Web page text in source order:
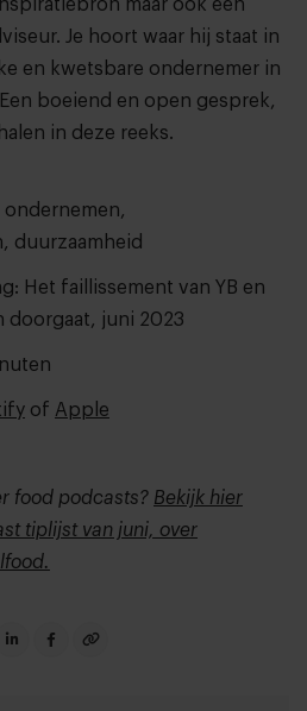
maar ook een
Je hoort waar hij staat in
en kwetsbare ondernemer in
boeiend en open gesprek,
in deze reeks.
ondernemen,
duurzaamheid
Het faillissement van YB en
doorgaat, juni 2023
of Apple
food podcasts? Bekijk hier
tiplijst van juni, over